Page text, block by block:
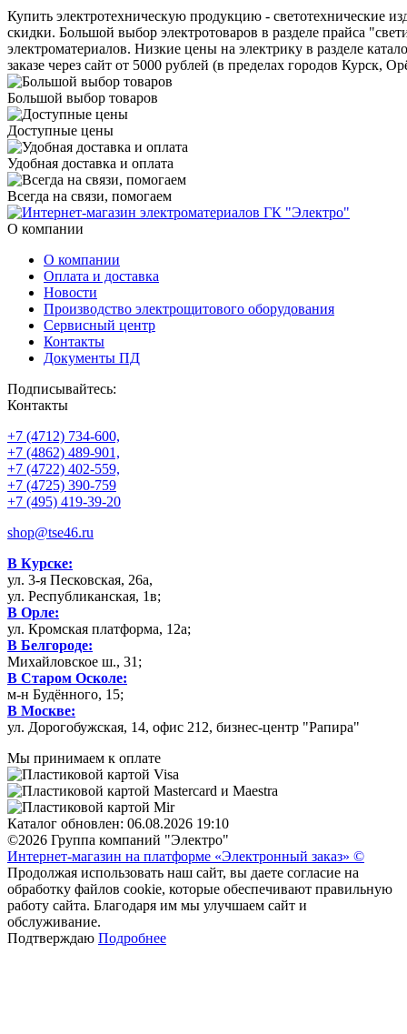
Купить электротехническую продукцию - светотехнические
скидки. Большой выбор электротоваров в разделе прайса
электроматериалов. Низкие цены на электрику в разделе
заказе через сайт от 5000 рублей (в пределах городов Курск,
Большой выбор товаров
Доступные цены
Удобная доставка и оплата
Всегда на связи, помогаем
О компании
О компании
Оплата и доставка
Новости
Производство электрощитового оборудования
Сервисный центр
Контакты
Документы ПД
Подписывайтесь:
Контакты
+7 (4712) 734-600,
+7 (4862) 489-901,
+7 (4722) 402-559,
+7 (4725) 390-759
+7 (495) 419-39-20
shop@tse46.ru
В Курске:
ул. 3-я Песковская, 26а,
ул. Республиканская, 1в;
В Орле:
ул. Кромская платформа, 12а;
В Белгороде:
Михайловское ш., 31;
В Старом Осколе:
м-н Будённого, 15;
В Москве:
ул. Дорогобужская, 14, офис 212, бизнес-центр "Рапира"
Мы принимаем к оплате
Каталог обновлен: 06.08.2026 19:10
©2026 Группа компаний "Электро"
Интернет-магазин на платформе «Электронный заказ» ©
Продолжая использовать наш сайт, вы даете согласие на
обработку файлов cookie, которые обеспечивают правильную
работу сайта. Благодаря им мы улучшаем сайт и
обслуживание.
Подтверждаю Подробнее